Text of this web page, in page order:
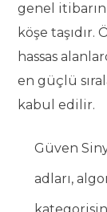
genel
köşe
hassas
en güçlü
kabul edilir.
Güven
adları,